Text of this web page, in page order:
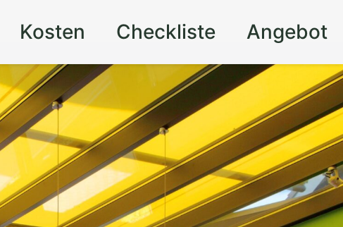
Kosten Checkliste Angebot